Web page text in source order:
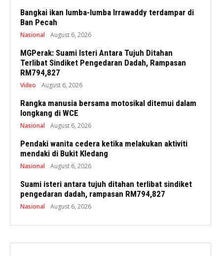
Bangkai ikan lumba-lumba Irrawaddy terdampar di
Ban Pecah
Nasional August 6, 2026
MGPerak: Suami Isteri Antara Tujuh Ditahan
Terlibat Sindiket Pengedaran Dadah, Rampasan
RM794,827
Video August 6, 2026
Rangka manusia bersama motosikal ditemui dalam
longkang di WCE
Nasional August 6, 2026
Pendaki wanita cedera ketika melakukan aktiviti
mendaki di Bukit Kledang
Nasional August 6, 2026
Suami isteri antara tujuh ditahan terlibat sindiket
pengedaran dadah, rampasan RM794,827
Nasional August 6, 2026